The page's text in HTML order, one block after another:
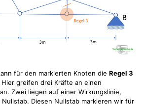
für den markierten Knoten die Regel 3
greifen drei Kräfte an einen
Zwei liegen auf einer Wirkungslinie,
Diesen Nullstab markieren wir für